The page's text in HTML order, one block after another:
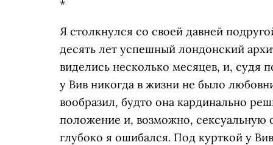
*
Я столкнулся со своей давней
десять лет успешный лондонский
виделись несколько месяцев, и, судя
у Вив никогда в жизни не было
вообразил, будто она кардинально
положение и, возможно, сексуальную
глубоко я ошибался. Под курткой у